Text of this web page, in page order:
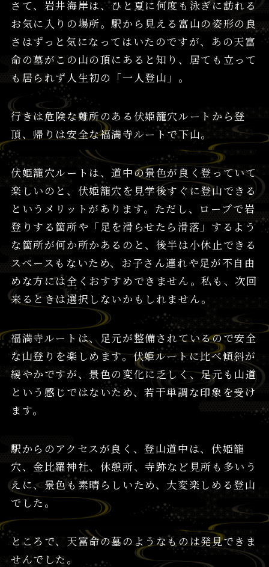
さて、岩井海岸は、ひと夏に何度も泳ぎに訪れる
お気に入りの場所。駅から見える富山の姿形の良
さはずっと気になってはいたのですが、あの天富
命の墓がこの山の頂にあると知り、居ても立って
も居られず人生初の「一人登山」。
行きは危険な難所のある伏姫籠穴ルートから登
頂、帰りは安全な福満寺ルートで下山。
伏姫籠穴ルートは、道中の景色が良く登っていて
楽しいのと、伏姫籠穴を見学後すぐに登山できる
というメリットがあります。ただし、ロープで岩
登りする箇所や「足を滑らせたら滑落」するよう
な箇所が何か所かあるのと、後半は小休止できる
スペースもないため、お子さん連れや足が不自由
めな方には全くおすすめできません。私も、次回
来るときは選択しないかもしれません。
福満寺ルートは、足元が整備されているので安全
な山登りを楽しめます。伏姫ルートに比べ傾斜が
緩やかですが、景色の変化に乏しく、足元も山道
という感じではないため、若干単調な印象を受け
ます。
駅からのアクセスが良く、登山道中は、伏姫籠
穴、金比羅神社、休憩所、寺跡など見所も多いう
えに、景色も素晴らしいため、大変楽しめる登山
でした。
ところで、天富命の墓のようなものは発見できま
せんでした。